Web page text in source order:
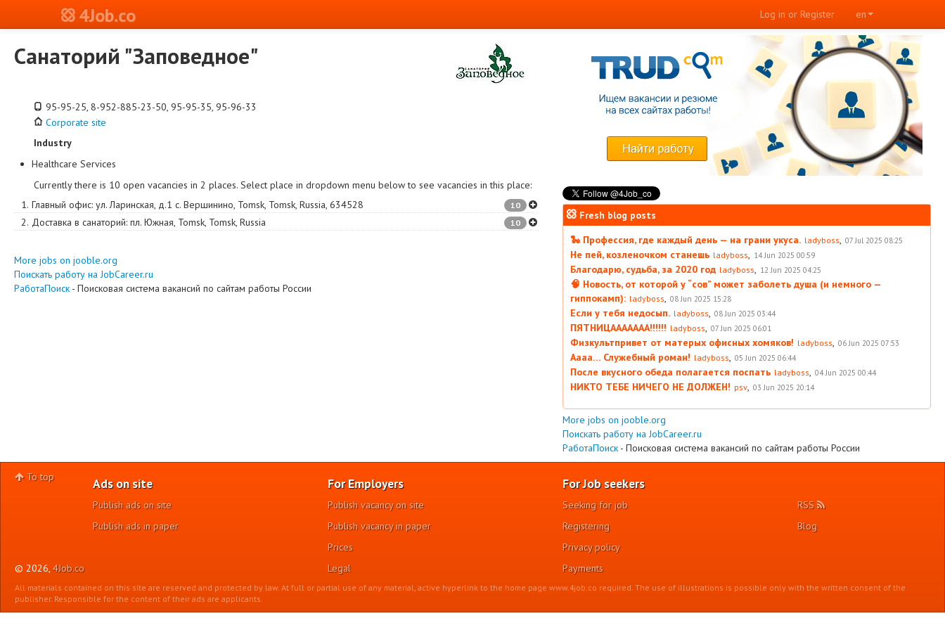
4Job.co en
Log in or Register
Санаторий "Заповедное"
95-95-25, 8-952-885-23-50, 95-95-35, 95-96-33
Corporate site
Industry
Healthcare Services
Currently there is 10 open vacancies in 2 places. Select place in dropdown menu below to see vacancies in this place:
1. Главный офис: ул. Ларинская, д.1 с. Вершинино, Tomsk, Tomsk, Russia, 634528 10
2. Доставка в санаторий: пл. Южная, Tomsk, Tomsk, Russia 10
More jobs on jooble.org
Поискать работу на JobCareer.ru
РаботаПоиск - Поисковая система вакансий по сайтам работы России
Fresh blog posts
🐍 Профессия, где каждый день — на грани укуса. ladyboss, 07 Jul 2025 08:25
Не пей, козленочком станешь ladyboss, 14 Jun 2025 00:59
Благодарю, судьба, за 2020 год ladyboss, 12 Jun 2025 04:25
🧠 Новость, от которой у “сов” может заболеть душа (и немного —
гиппокамп): ladyboss, 08 Jun 2025 15:28
Если у тебя недосып. ladyboss, 08 Jun 2025 03:44
ПЯТНИЦААААААА!!!!!! ladyboss, 07 Jun 2025 06:01
Физкультпривет от матерых офисных хомяков! ladyboss, 06 Jun 2025 07:53
Аааа… Служебный роман! ladyboss, 05 Jun 2025 06:44
После вкусного обеда полагается поспать ladyboss, 04 Jun 2025 00:44
НИКТО ТЕБЕ НИЧЕГО НЕ ДОЛЖЕН! psv, 03 Jun 2025 20:14
More jobs on jooble.org
Поискать работу на JobCareer.ru
РаботаПоиск - Поисковая система вакансий по сайтам работы России
To top Ads on site
Publish ads on site
Publish ads in paper
For Employers
Publish vacancy on site
Publish vacancy in paper
Prices
For Job seekers
Seeking for job
Registering
Privacy policy
RSS
Blog
© 2026, 4Job.co Legal Payments
All materials contained on this site are reserved and protected by law. At full or partial use of any material, active hyperlink to the home page www.4job.co required. The use of illustrations is possible only with the written consent of the
publisher. Responsible for the content of their ads are applicants.